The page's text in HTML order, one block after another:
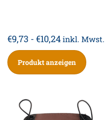
€9,73 - €10,24inkl. Mwst.
Produkt anzeigen